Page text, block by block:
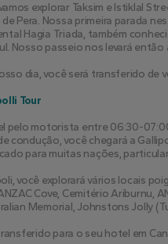
explorar Taksim e Istiklal
Pera. Nossa primeira parada
Hagia Triada, também
Nosso passeio nos levará então
dia, você será transferido de
Tour
pelo motorista entre 06:30-
condução, você chegará a
para muitas nações,
você explorará vários locais
Cove, Cemitério Ariburnu,
Memorial, Johnstons Jolly
para o seu hotel em